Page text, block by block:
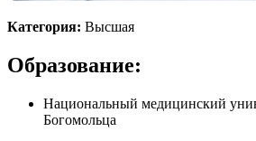
Категория: Высшая
Образование:
Национальный медицинский
Богомольца